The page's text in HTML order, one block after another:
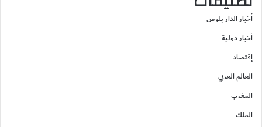
أخبار الدار بلوس
أخبار دولية
إقتصاد
العالم العربي
المغرب
الملك